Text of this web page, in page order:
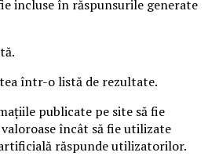
incluse în răspunsurile generate
într-o listă de rezultate.
publicate pe site să fie
încât să fie utilizate
răspunde utilizatorilor.